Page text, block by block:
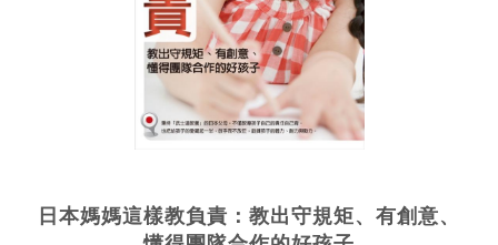
教會歷史
靈修／禱告
教會事工
社會／倫理
日本媽媽這樣教負責：教出守規矩、有創意、